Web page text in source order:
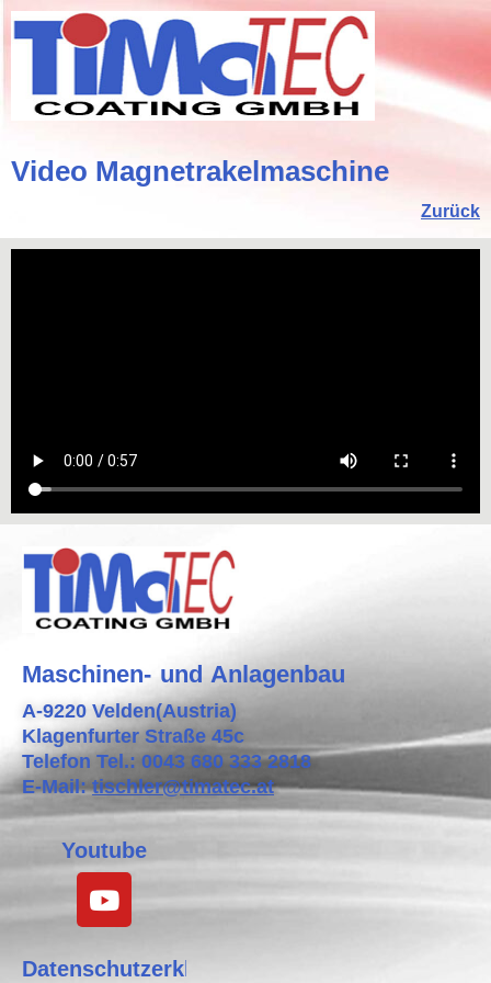
Video Magnetrakelmaschine
Zurück
Maschinen- und Anlagenbau
A-9220 Velden(Austria)
Klagenfurter Straße 45c
Telefon Tel.: 0043 680 333 2818
E-Mail:tischler@timatec.at
Youtube
Datenschutzerklärung